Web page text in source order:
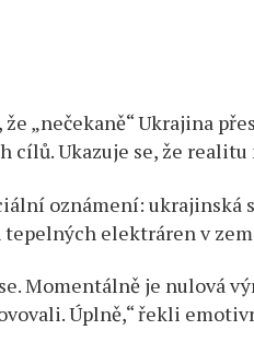
„nečekaně“ Ukrajina
cílů. Ukazuje se, že
oznámení:
tepelných elektráren v
Momentálně je nulová
Úplně,“ řekli